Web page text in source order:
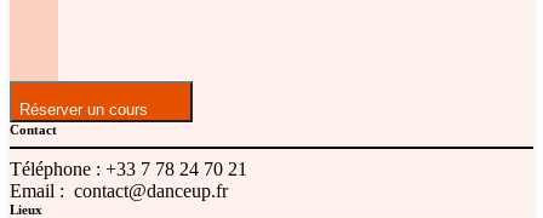
Réserver un cours
Contact
Téléphone : +33 7 78 24 70 21
Email : contact@danceup.fr
Lieux